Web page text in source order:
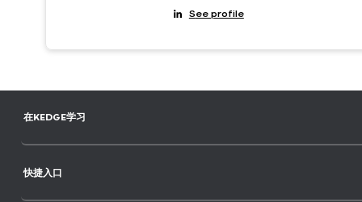
See profile
在KEDGE学习
快捷入口